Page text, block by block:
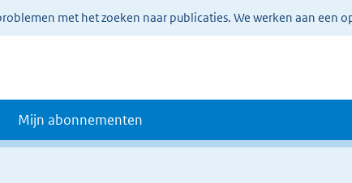
met het zoeken naar publicaties. We werken aan een
Mijn abonnementen